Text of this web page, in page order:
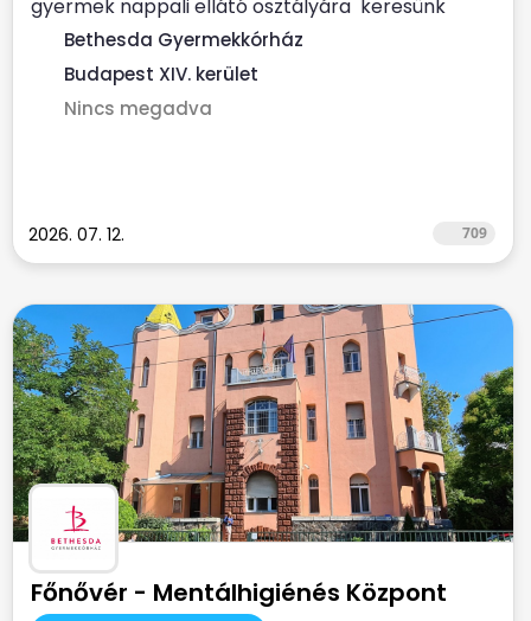
gyermek nappali ellátó osztályára keresünk
elhivatott,...
Bethesda Gyermekkórház
Budapest XIV. kerület
Nincs megadva
2026. 07. 12. 709
Főnővér - Mentálhigiénés Központ